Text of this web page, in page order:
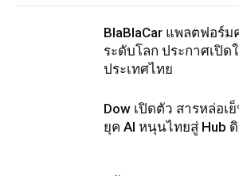
BlaBlaCar แพลตฟอร์
ระดับโลก ประกาศเปิด
ประเทศไทย
Dow เปิดตัว สารหล่อเ
ยุค AI หนุนไทยสู่ Hub